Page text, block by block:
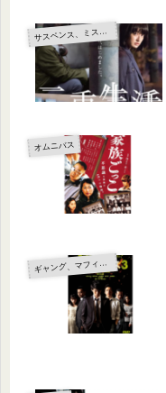
サ
スペンス、ミステリー
オムニバス
ギ ャング、マフィア、ヤクザ